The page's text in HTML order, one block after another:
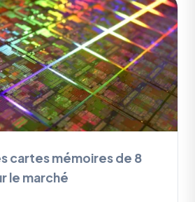
cartes mémoires de 8
le marché